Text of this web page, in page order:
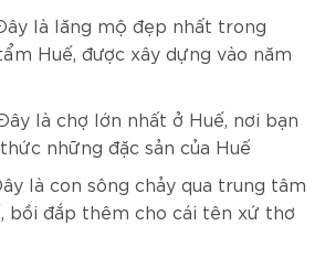
là lăng mộ đẹp nhất trong
Huế, được xây dựng vào năm
là chợ lớn nhất ở Huế, nơi bạn
những đặc sản của Huế
là con sông chảy qua trung tâm
bồi đắp thêm cho cái tên xứ thơ